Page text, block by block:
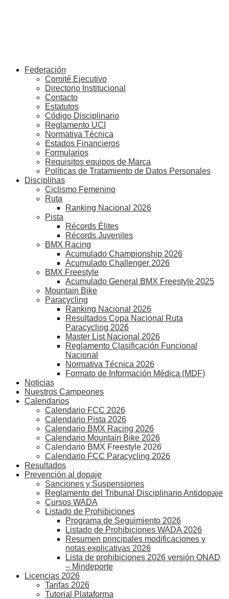
Federación
Comité Ejecutivo
Directorio Institucional
Contacto
Estatutos
Código Disciplinario
Reglamento UCI
Normativa Técnica
Estados Financieros
Formularios
Requisitos equipos de Marca
Políticas de Tratamiento de Datos Personales
Disciplinas
Ciclismo Femenino
Ruta
Ranking Nacional 2026
Pista
Récords Élites
Récords Juveniles
BMX Racing
Acumulado Championship 2026
Acumulado Challenger 2026
BMX Freestyle
Acumulado General BMX Freestyle 2025
Mountain Bike
Paracycling
Ranking Nacional 2026
Resultados Copa Nacional Ruta
Paracycling 2026
Master List Nacional 2026
Reglamento Clasificación Funcional
Nacional
Normativa Técnica 2026
Formato de Información Médica (MDF)
Noticias
Nuestros Campeones
Calendarios
Calendario FCC 2026
Calendario Pista 2026
Calendario BMX Racing 2026
Calendario Mountain Bike 2026
Calendario BMX Freestyle 2026
Calendario FCC Paracycling 2026
Resultados
Prevención al dopaje
Sanciones y Suspensiones
Reglamento del Tribunal Disciplinario Antidopaje
Cursos WADA
Listado de Prohibiciones
Programa de Seguimiento 2026
Listado de Prohibiciones WADA 2026
Resumen principales modificaciones y
notas explicativas 2026
Lista de prohibiciones 2026 versión ONAD
– Mindeporte
Licencias 2026
Tarifas 2026
Tutorial Plataforma